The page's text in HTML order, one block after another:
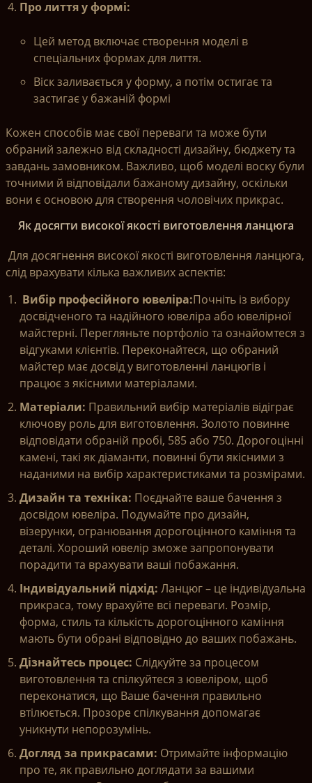
Про лиття у формі:
Цей метод включає створення моделі в
спеціальних формах для лиття.
Віск заливається у форму, а потім остигає та
застигає у бажаній формі
Кожен способів має свої переваги та може бути
обраний залежно від складності дизайну, бюджету та
завдань замовником. Важливо, щоб моделі воску були
точними й відповідали бажаному дизайну, оскільки
вони є основою для створення чоловічих прикрас.
Як досягти високої якості виготовлення ланцюга
Для досягнення високої якості виготовлення ланцюга,
слід врахувати кілька важливих аспектів:
Вибір професійного ювеліра:Почніть із вибору
досвідченого та надійного ювеліра або ювелірної
майстерні. Перегляньте портфоліо та ознайомтеся з
відгуками клієнтів. Переконайтеся, що обраний
майстер має досвід у виготовленні ланцюгів і
працює з якісними матеріалами.
Матеріали: Правильний вибір матеріалів відіграє
ключову роль для виготовлення. Золото повинне
відповідати обраній пробі, 585 або 750. Дорогоцінні
камені, такі як діаманти, повинні бути якісними з
наданими на вибір характеристиками та розмірами.
Дизайн та техніка: Поєднайте ваше бачення з
досвідом ювеліра. Подумайте про дизайн,
візерунки, огранювання дорогоцінного каміння та
деталі. Хороший ювелір зможе запропонувати
порадити та врахувати ваші побажання.
Індивідуальний підхід: Ланцюг – це індивідуальна
прикраса, тому врахуйте всі переваги. Розмір,
форма, стиль та кількість дорогоцінного каміння
мають бути обрані відповідно до ваших побажань.
Дізнайтесь процес: Слідкуйте за процесом
виготовлення та спілкуйтеся з ювеліром, щоб
переконатися, що Ваше бачення правильно
втілюється. Прозоре спілкування допомагає
уникнути непорозумінь.
Догляд за прикрасами: Отримайте інформацію
про те, як правильно доглядати за вашими